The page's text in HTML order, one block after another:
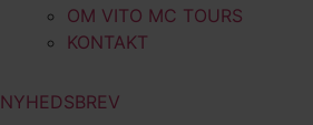
OM VITO MC TOURS
KONTAKT
NYHEDSBREV